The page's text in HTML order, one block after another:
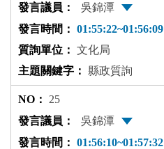
吳錦潭
01:55:22~01:56:09
文化局
縣政質詢
25
吳錦潭
01:56:10~01:57:32